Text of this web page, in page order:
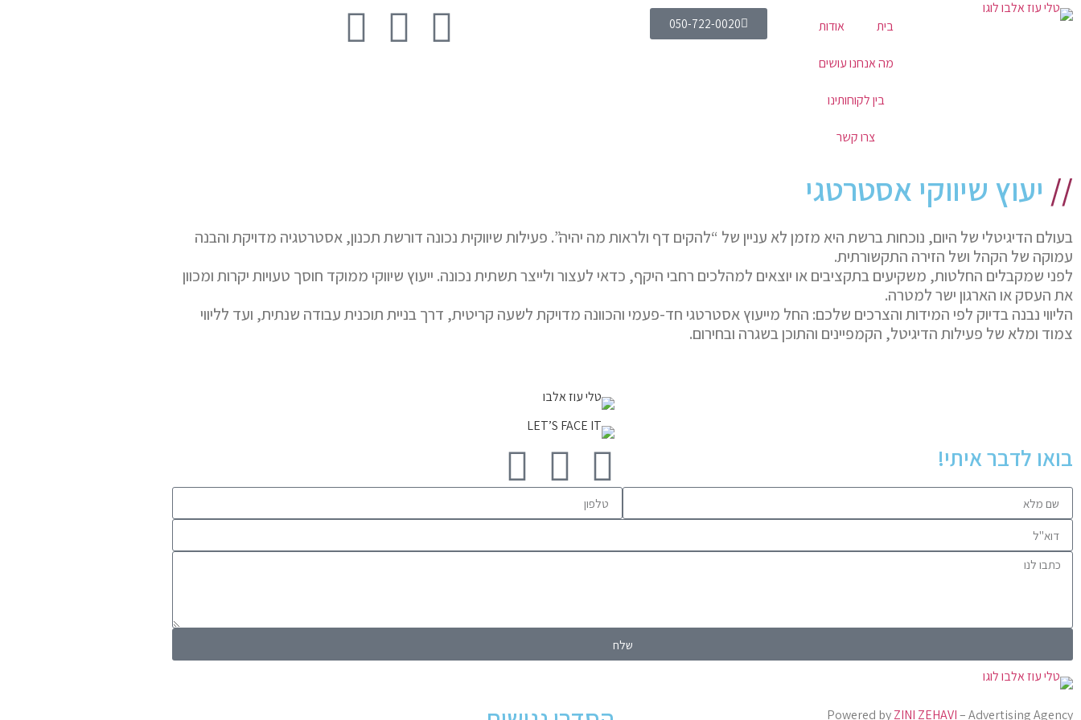
בית אודות
מה אנחנו עושים
בין לקוחותינו
צרו קשר
050-722-0020
// יעוץ שיווקי אסטרטגי
בעולם הדיגיטלי של היום, נוכחות ברשת היא מזמן לא עניין של “להקים דף ולראות מה יהיה”. פעילות שיווקית נכונה דורשת תכנון, אסטרטגיה מדויקת והבנה
עמוקה של הקהל ושל הזירה התקשורתית.
לפני שמקבלים החלטות, משקיעים בתקציבים או יוצאים למהלכים רחבי היקף, כדאי לעצור ולייצר תשתית נכונה. ייעוץ שיווקי ממוקד חוסך טעויות יקרות ומכוון
את העסק או הארגון ישר למטרה.
הליווי נבנה בדיוק לפי המידות והצרכים שלכם: החל מייעוץ אסטרטגי חד-פעמי והכוונה מדויקת לשעה קריטית, דרך בניית תוכנית עבודה שנתית, ועד לליווי
צמוד ומלא של פעילות הדיגיטל, הקמפיינים והתוכן בשגרה ובחירום.
בואו לדבר איתי!
שלח
Powered byZINI ZEHAVI– Advertising Agency
Phone